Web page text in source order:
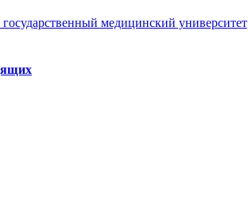
медицинский университет